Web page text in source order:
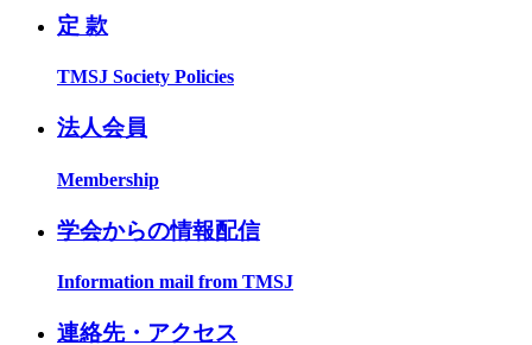
定 款
TMSJ Society Policies
法人会員
Membership
学会からの情報配信
Information mail from TMSJ
連絡先・アクセス